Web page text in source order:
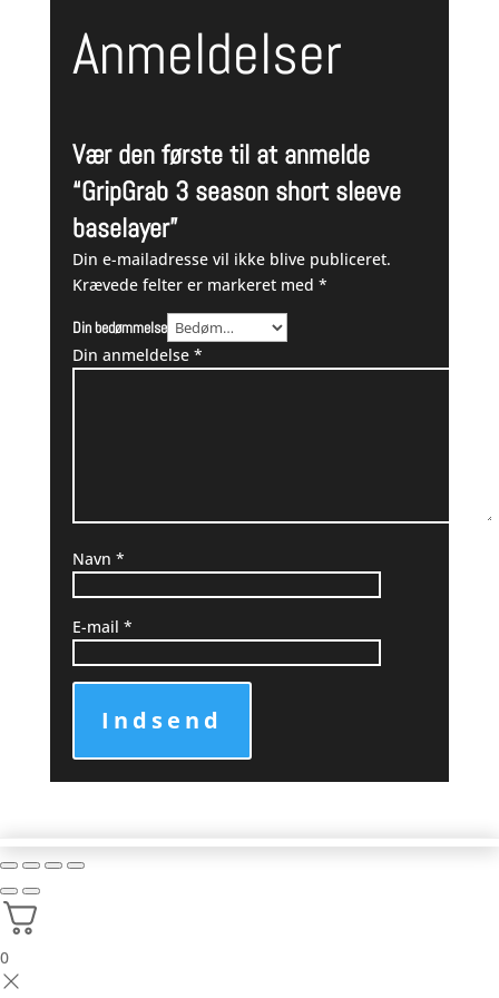
Anmeldelser
Vær den første til at anmelde
“GripGrab 3 season short sleeve
baselayer”
Din e-mailadresse vil ikke blive publiceret.
Krævede felter er markeret med *
Din bedømmelse
Din anmeldelse *
Navn *
E-mail *
Indsend
0